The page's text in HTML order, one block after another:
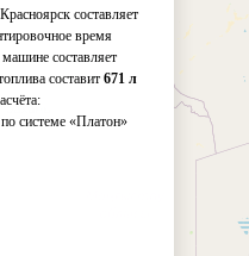
составляет
время
составляет
составит 671 л
системе «Платон»